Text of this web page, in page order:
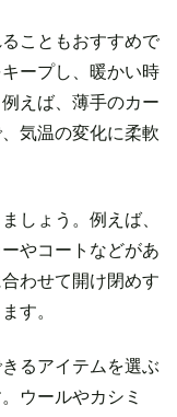
こともおすすめで
ープし、暖かい時
えば、薄手のカー
気温の変化に柔軟
しょう。例えば、
やコートなどがあ
わせて開け閉めす
す。
るアイテムを選ぶ
ウールやカシミ